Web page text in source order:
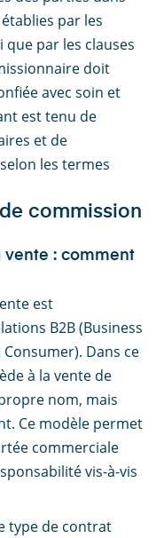
par les
par les clauses
doit
avec soin et
est tenu de
et de
les termes
commission
: comment
est
B2B (Business
Dans ce
à la vente de
nom, mais
Ce modèle permet
commerciale
vis-à-vis
type de contrat